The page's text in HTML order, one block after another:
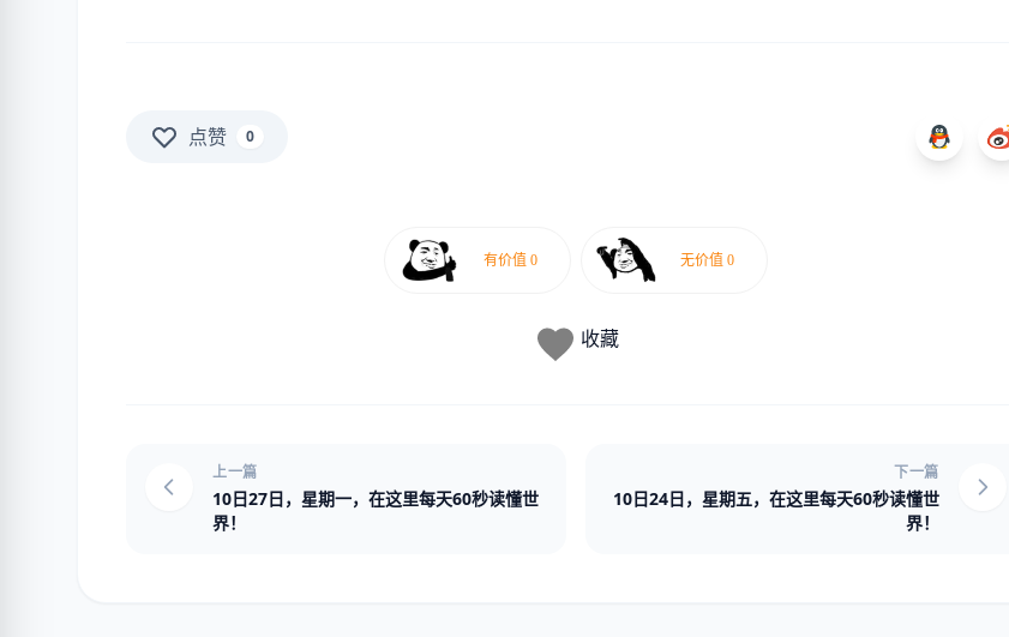
点赞 0
收藏
上一篇
10日27日，星期一，在这里每天60秒读懂世
界！
下一篇
10日24日，星期五，在这里每天60秒读懂世
界！